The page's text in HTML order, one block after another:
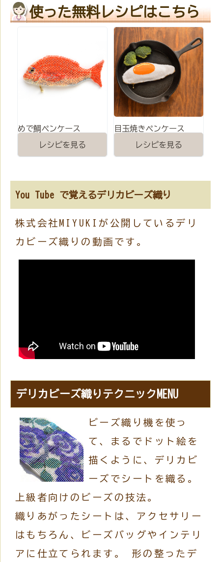
使った無料レシピはこちら
めで鯛ペンケース
レシピを見る
目玉焼きペンケース
レシピを見る
You Tube で覚えるデリカビーズ織り
株式会社MIYUKIが公開しているデリ
カビーズ織りの動画です。
デリカビーズ織りテクニックMENU
ビーズ織り機を使っ
て、まるでドット絵を
描くように、デリカビ
ーズでシートを織る。
上級者向けのビーズの技法。
織りあがったシートは、アクセサリー
はもちろん、ビーズバッグやインテリ
アに仕立てられます。 形の整ったデ